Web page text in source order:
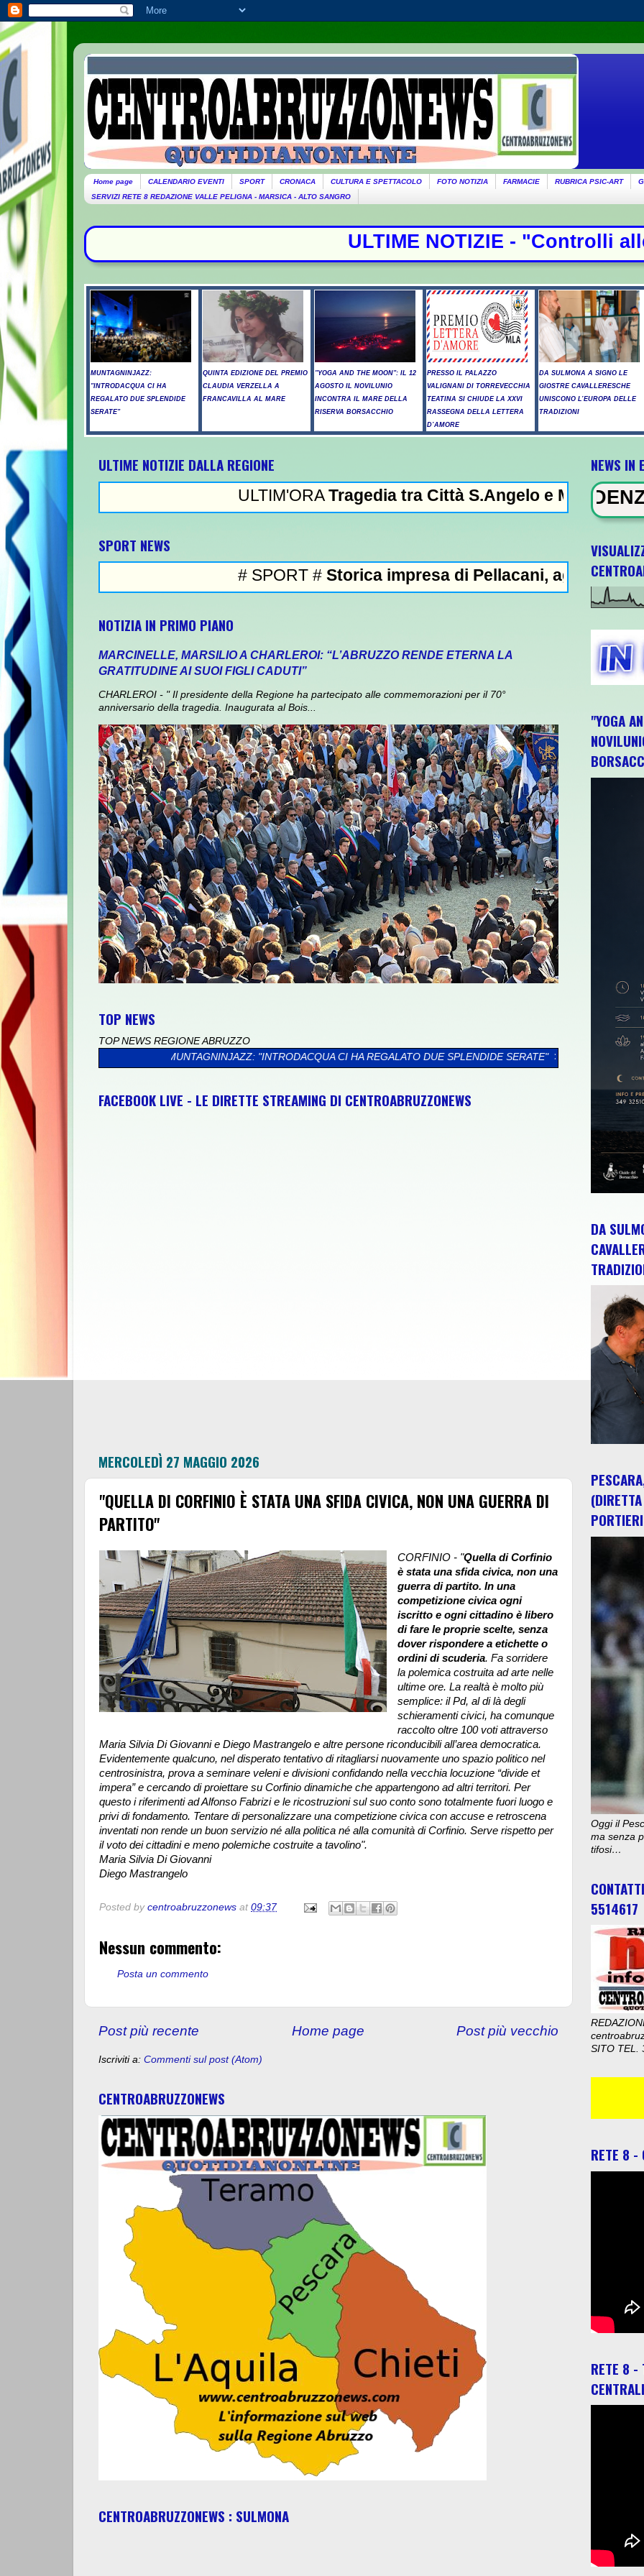
Home page CALENDARIO EVENTI SPORT CRONACA CULTURA E SPETTACOLO FOTO NOTIZIA FARMACIE RUBRICA PSIC-ART
SERVIZI RETE 8 REDAZIONE VALLE PELIGNA - MARSICA - ALTO SANGRO
ULTIME NOTIZIE - "Controlli alle frontiere
MUNTAGNINJAZZ:
"INTRODACQUA CI HA
REGALATO DUE SPLENDIDE
SERATE"
QUINTA EDIZIONE DEL PREMIO
CLAUDIA VERZELLA A
FRANCAVILLA AL MARE
"YOGA AND THE MOON": IL 12
AGOSTO IL NOVILUNIO
INCONTRA IL MARE DELLA
RISERVA BORSACCHIO
PRESSO IL PALAZZO
VALIGNANI DI TORREVECCHIA
TEATINA SI CHIUDE LA XXVI
RASSEGNA DELLA LETTERA
D’AMORE
DA SULMONA A SIGNO LE
GIOSTRE CAVALLERESCHE
UNISCONO L’EUROPA DELLE
TRADIZIONI
ULTIME NOTIZIE DALLA REGIONE
Tragedia tra Città S.Angelo e Montesilvano:
SPORT NEWS
Storica impresa di Pellacani, agli Europei il quinto
NOTIZIA IN PRIMO PIANO
MARCINELLE, MARSILIO A CHARLEROI: “L’ABRUZZO RENDE ETERNA LA
GRATITUDINE AI SUOI FIGLI CADUTI”
CHARLEROI - " Il presidente della Regione ha partecipato alle commemorazioni per il 70°
anniversario della tragedia. Inaugurata al Bois...
TOP NEWS
TOP NEWS REGIONE ABRUZZO
MUNTAGNINJAZZ: "INTRODACQUA CI HA REGALATO DUE SPLENDIDE SERATE" >> QUINTA EDIZIONE DEL PREMIO
FACEBOOK LIVE - LE DIRETTE STREAMING DI CENTROABRUZZONEWS
MERCOLEDÌ 27 MAGGIO 2026
"QUELLA DI CORFINIO È STATA UNA SFIDA CIVICA, NON UNA GUERRA DI
PARTITO"
CORFINIO - "Quella di Corfinio
è stata una sfida civica, non una
guerra di partito. In una
competizione civica ogni
iscritto e ogni cittadino è libero
di fare le proprie scelte, senza
dover rispondere a etichette o
ordini di scuderia. Fa sorridere
la polemica costruita ad arte nelle
ultime ore. La realtà è molto più
semplice: il Pd, al di là degli
schieramenti civici, ha comunque
raccolto oltre 100 voti attraverso
Maria Silvia Di Giovanni e Diego Mastrangelo e altre persone riconducibili all’area democratica.
Evidentemente qualcuno, nel disperato tentativo di ritagliarsi nuovamente uno spazio politico nel
centrosinistra, prova a seminare veleni e divisioni confidando nella vecchia locuzione “divide et
impera” e cercando di proiettare su Corfinio dinamiche che appartengono ad altri territori. Per
questo i riferimenti ad Alfonso Fabrizi e le ricostruzioni sul suo conto sono totalmente fuori luogo e
privi di fondamento. Tentare di personalizzare una competizione civica con accuse e retroscena
inventati non rende un buon servizio né alla politica né alla comunità di Corfinio. Serve rispetto per
il voto dei cittadini e meno polemiche costruite a tavolino".
Maria Silvia Di Giovanni
Diego Mastrangelo
Posted by centroabruzzonews at 09:37
Nessun commento:
Posta un commento
Post più recente Post più vecchio
Home page
Iscriviti a: Commenti sul post (Atom)
CENTROABRUZZONEWS
CENTROABRUZZONEWS : SULMONA
NEWS IN
NEWS IN EVIDENZA - Raid
"YOGA
DA
PORTIERI
Oggi il
ma senza
tifosi…
5514617
SITO TEL.
RETE 8 -
RETE 8 -